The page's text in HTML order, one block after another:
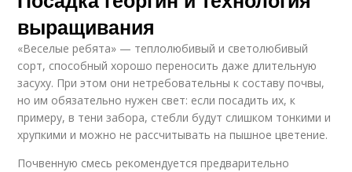
выращивания
«Веселые ребята» — теплолюбивый и светолюбивый
сорт, способный хорошо переносить даже длительную
засуху. При этом они нетребовательны к составу почвы,
но им обязательно нужен свет: если посадить их, к
примеру, в тени забора, стебли будут слишком тонкими и
хрупкими и можно не рассчитывать на пышное цветение.
Почвенную смесь рекомендуется предварительно